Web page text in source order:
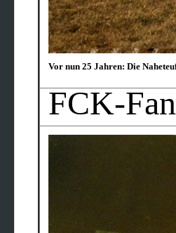
Vor nun 25 Jahren: Die
FCK-